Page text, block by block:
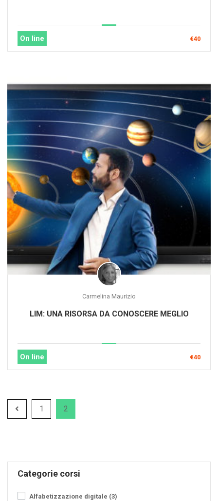
On line €40
Carmelina Maurizio
LIM: UNA RISORSA DA CONOSCERE MEGLIO
On line €40
1 2
Categorie corsi
Alfabetizzazione digitale (3)